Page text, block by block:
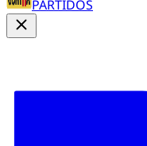
PARTIDOS